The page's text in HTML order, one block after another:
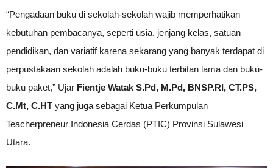
“Pengadaan buku di sekolah-sekolah wajib memperhatikan
kebutuhan pembacanya, seperti usia, jenjang kelas, satuan
pendidikan, dan variatif karena sekarang yang banyak terdapat di
perpustakaan sekolah adalah buku-buku terbitan lama dan buku-
buku paket,” Ujar Fientje Watak S.Pd, M.Pd, BNSP.RI, CT.PS,
C.Mt, C.HT yang juga sebagai Ketua Perkumpulan
Teacherpreneur Indonesia Cerdas (PTIC) Provinsi Sulawesi
Utara.